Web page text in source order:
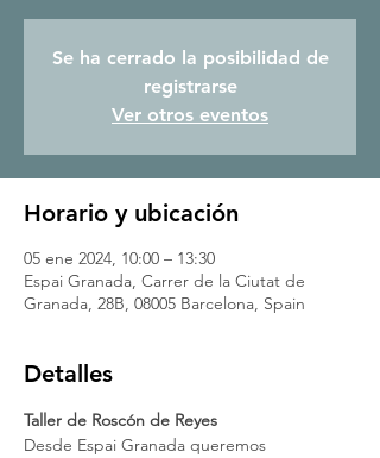
Se ha cerrado la posibilidad de
registrarse
Ver otros eventos
Horario y ubicación
05 ene 2024, 10:00 – 13:30
Espai Granada, Carrer de la Ciutat de
Granada, 28B, 08005 Barcelona, Spain
Detalles
Taller de Roscón de Reyes
Desde Espai Granada queremos